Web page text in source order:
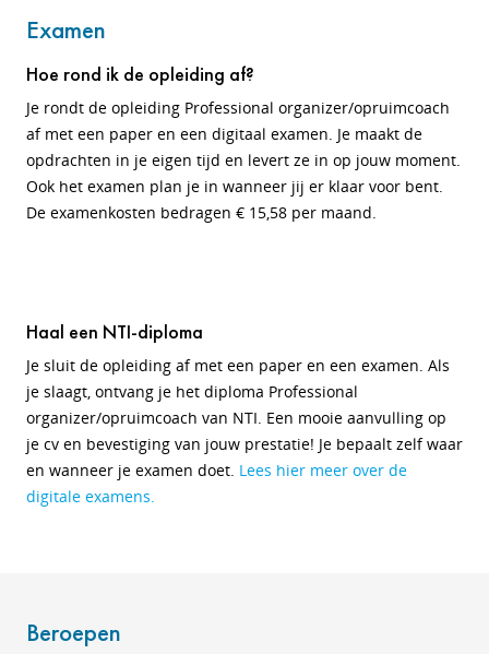
Examen
Hoe rond ik de opleiding af?
Je rondt de opleiding Professional organizer/opruimcoach
af met een paper en een digitaal examen. Je maakt de
opdrachten in je eigen tijd en levert ze in op jouw moment.
Ook het examen plan je in wanneer jij er klaar voor bent.
De examenkosten bedragen € 15,58 per maand.
Haal een NTI-diploma
Je sluit de opleiding af met een paper en een examen. Als
je slaagt, ontvang je het diploma Professional
organizer/opruimcoach van NTI. Een mooie aanvulling op
je cv en bevestiging van jouw prestatie! Je bepaalt zelf waar
en wanneer je examen doet. Lees hier meer over de
digitale examens.
Beroepen